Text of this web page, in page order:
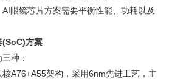
眼镜芯片方案需要平衡性能、功耗以及
(SoC)方案
种：
核A76+A55架构，采用6nm先进工艺，主